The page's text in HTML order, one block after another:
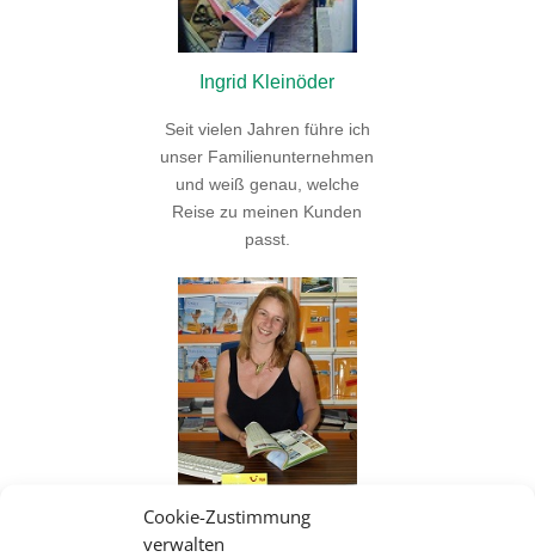
Cookie-Zustimmung
verwalten
Ingrid Kleinöder
Seit vielen Jahren führe ich
unser Familienunternehmen
und weiß genau, welche
Reise zu meinen Kunden
passt.
Myriam Brandes